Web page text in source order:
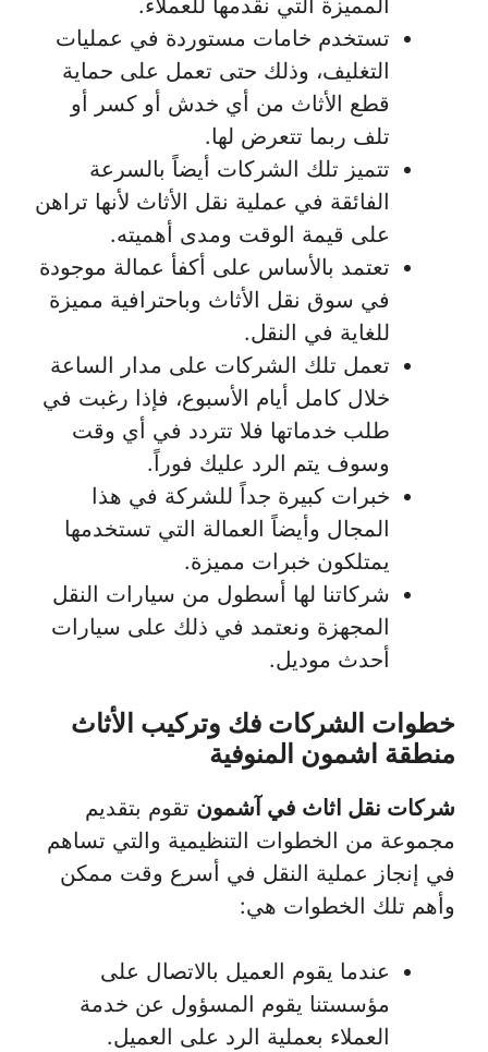
المميزة التي نقدمها للعملاء.
تستخدم خامات مستوردة في عمليات
التغليف، وذلك حتى تعمل على حماية
قطع الأثاث من أي خدش أو كسر أو
تلف ربما تتعرض لها.
تتميز تلك الشركات أيضاً بالسرعة
الفائقة في عملية نقل الأثاث لأنها تراهن
على قيمة الوقت ومدى أهميته.
تعتمد بالأساس على أكفأ عمالة موجودة
في سوق نقل الأثاث وباحترافية مميزة
للغاية في النقل.
تعمل تلك الشركات على مدار الساعة
خلال كامل أيام الأسبوع، فإذا رغبت في
طلب خدماتها فلا تتردد في أي وقت
وسوف يتم الرد عليك فوراً.
خبرات كبيرة جداً للشركة في هذا
المجال وأيضاً العمالة التي تستخدمها
يمتلكون خبرات مميزة.
شركاتنا لها أسطول من سيارات النقل
المجهزة ونعتمد في ذلك على سيارات
أحدث موديل.
خطوات الشركات فك وتركيب الأثاث
منطقة اشمون المنوفية
شركات نقل اثاث في آشمون تقوم بتقديم
مجموعة من الخطوات التنظيمية والتي تساهم
في إنجاز عملية النقل في أسرع وقت ممكن
وأهم تلك الخطوات هي:
عندما يقوم العميل بالاتصال على
مؤسستنا يقوم المسؤول عن خدمة
العملاء بعملية الرد على العميل.